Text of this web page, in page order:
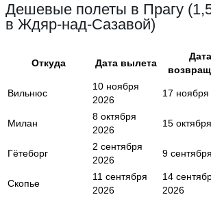
Дешевые полеты в Прагу
в Ждяр-над-Сазавой)
Откуда Дата вылета
Дата
Вильнюс
10 ноября
2026
17
Милан
8 октября
2026
15
Гётеборг
2 сентября
2026
9
Скопье
11 сентября
2026
14
2026